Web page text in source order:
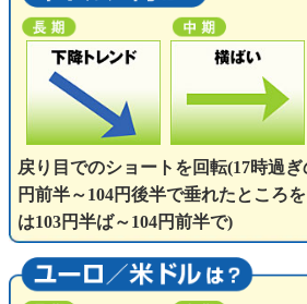
戻り目でのショートを回転(17時過
円前半～104円後半で垂れたところ
は103円半ば～104円前半で)